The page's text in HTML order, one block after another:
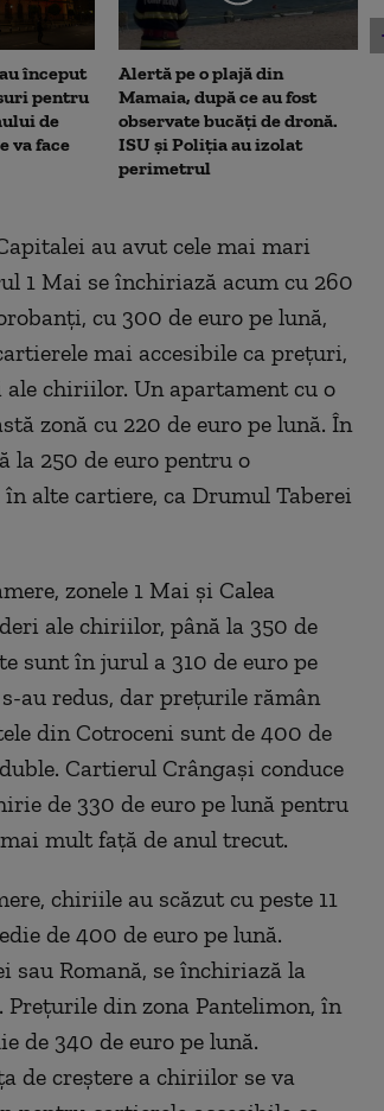
început
pentru
de
va face
Alertă pe o plajă din
Mamaia, după ce au fost
observate bucăți de dronă.
ISU și Poliția au izolat
perimetrul
au avut cele mai mari
1 Mai se închiriază acum cu 260
cu 300 de euro pe lună,
mai accesibile ca preţuri,
chiriilor. Un apartament cu o
zonă cu 220 de euro pe lună. În
la 250 de euro pentru o
alte cartiere, ca Drumul Taberei
zonele 1 Mai şi Calea
ale chiriilor, până la 350 de
sunt în jurul a 310 de euro pe
au redus, dar preţurile rămân
din Cotroceni sunt de 400 de
Cartierul Crângaşi conduce
de 330 de euro pe lună pentru
mult faţă de anul trecut.
chiriile au scăzut cu peste 11
de 400 de euro pe lună.
sau Romană, se închiriază la
din zona Pantelimon, în
de 340 de euro pe lună.
de creştere a chiriilor se va